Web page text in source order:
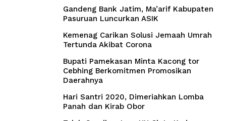
Gandeng Bank Jatim, Ma’arif Kabupaten
Pasuruan Luncurkan ASIK
Kemenag Carikan Solusi Jemaah Umrah
Tertunda Akibat Corona
Bupati Pamekasan Minta Kacong tor
Cebhing Berkomitmen Promosikan
Daerahnya
Hari Santri 2020, Dimeriahkan Lomba
Panah dan Kirab Obor